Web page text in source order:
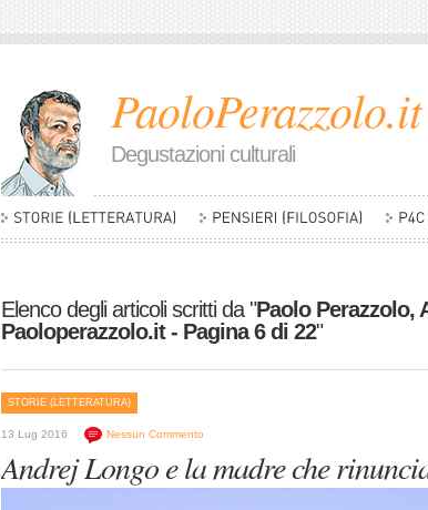
PaoloPerazzolo.it
Degustazioni culturali
Elenco degli articoli scritti da "Paolo Perazzolo,
Paoloperazzolo.it - Pagina 6 di 22"
STORIE (LETTERATURA)
13 Lug 2016 Nessun Commento
Andrej Longo e la madre che